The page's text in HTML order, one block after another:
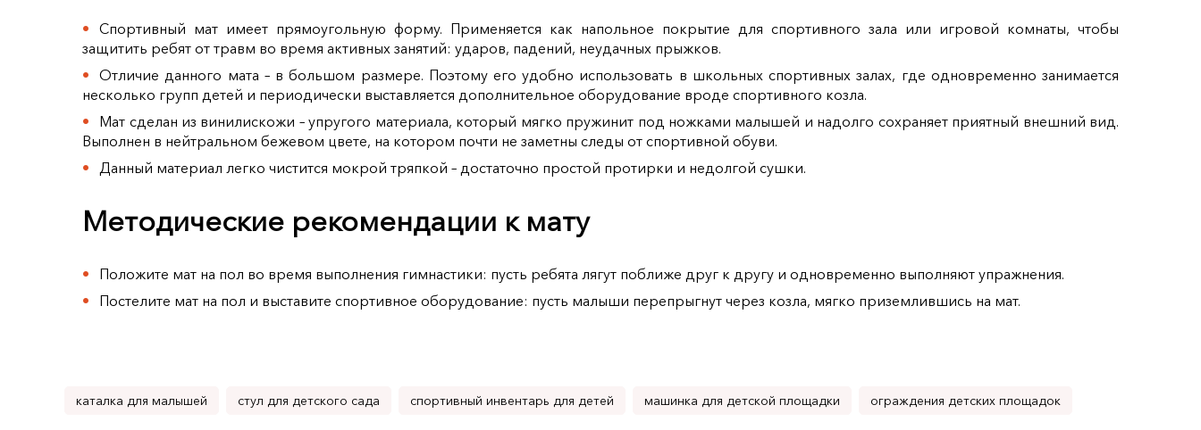
Спортивный мат имеет прямоугольную форму. Применяется как напольное покрытие для спортивного зала или игровой комнаты, чтобы
защитить ребят от травм во время активных занятий: ударов, падений, неудачных прыжков.
Отличие данного мата – в большом размере. Поэтому его удобно использовать в школьных спортивных залах, где одновременно занимается
несколько групп детей и периодически выставляется дополнительное оборудование вроде спортивного козла.
Мат сделан из винилискожи – упругого материала, который мягко пружинит под ножками малышей и надолго сохраняет приятный внешний вид.
Выполнен в нейтральном бежевом цвете, на котором почти не заметны следы от спортивной обуви.
Данный материал легко чистится мокрой тряпкой – достаточно простой протирки и недолгой сушки.
Методические рекомендации к мату
Положите мат на пол во время выполнения гимнастики: пусть ребята лягут поближе друг к другу и одновременно выполняют упражнения.
Постелите мат на пол и выставите спортивное оборудование: пусть малыши перепрыгнут через козла, мягко приземлившись на мат.
каталка для малышей стул для детского сада спортивный инвентарь для детей машинка для детской площадки ограждения детских площадок